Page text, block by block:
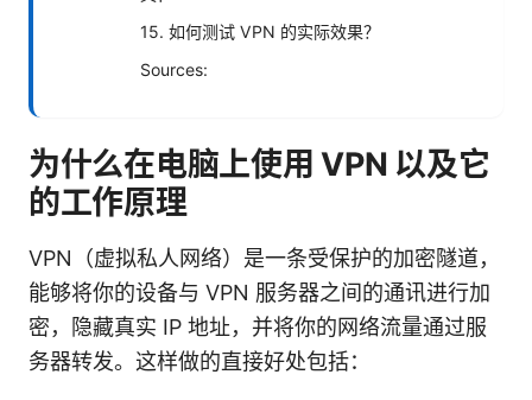
15. 如何测试 VPN 的实际效果？
Sources:
为什么在电脑上使用 VPN 以及它
的工作原理
VPN（虚拟私人网络）是一条受保护的加密隧道，
能够将你的设备与 VPN 服务器之间的通讯进行加
密，隐藏真实 IP 地址，并将你的网络流量通过服
务器转发。这样做的直接好处包括：